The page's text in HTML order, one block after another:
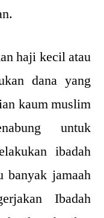
haji kecil atau
dana yang
kaum muslim
untuk
ibadah
banyak jamaah
Ibadah